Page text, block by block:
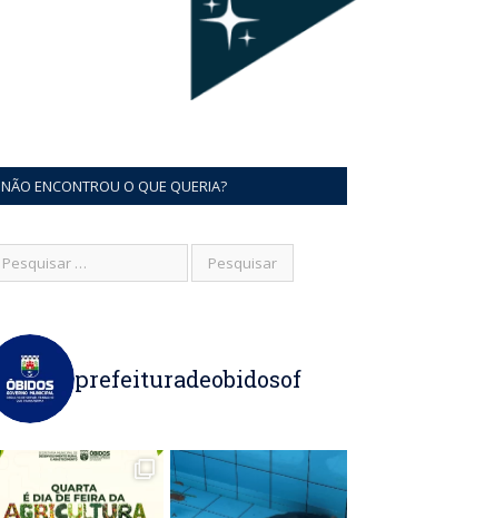
NÃO ENCONTROU O QUE QUERIA?
prefeituradeobidosof